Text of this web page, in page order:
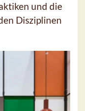
und die
Disziplinen